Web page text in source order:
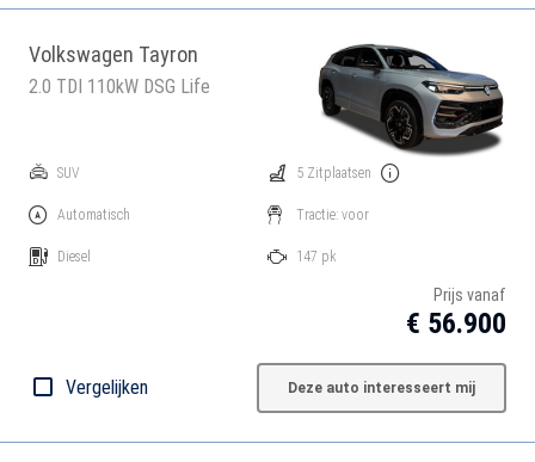
Volkswagen Tayron
2.0 TDI 110kW DSG Life
SUV
Automatisch
Diesel
5 Zitplaatsen
Tractie: voor
147 pk
Prijs vanaf
€ 56.900
Vergelijken Deze auto interesseert mij